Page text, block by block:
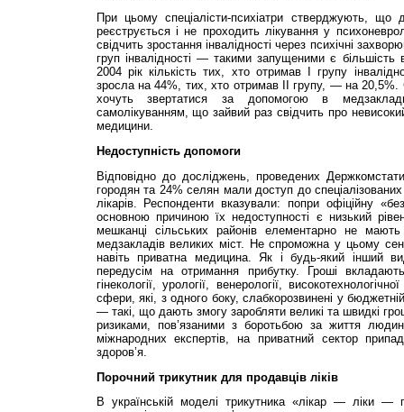
При цьому спеціалісти-психіатри стверджують,
реєструється і не проходить лікування у
свідчить зростання інвалідності через психічні
груп інвалідності — такими запущеними є більшість
2004 рік кількість тих, хто отримав І групу
зросла на 44%, тих, хто отримав ІІ групу, — на
хочуть звертатися за допомогою в
самолікуванням, що зайвий раз свідчить про
медицини.
Недоступність допомоги
Відповідно до досліджень, проведених
городян та 24% селян мали доступ до спеціалізованих
лікарів. Респонденти вказували: попри офіційну
основною причиною їх недоступності є низький
мешканці сільських районів елементарно не мають
медзакладів великих міст. Не спроможна у цьому
навіть приватна медицина. Як і будь-який інший
передусім на отримання прибутку. Гроші
гінекології, урології, венерології,
сфери, які, з одного боку, слабкорозвинені у
— такі, що дають змогу заробляти великі та швидкі
ризиками, пов’язаними з боротьбою за життя
міжнародних експертів, на приватний сектор
здоров’я.
Порочний трикутник для продавців ліків
В українській моделі трикутника «лікар — ліки —